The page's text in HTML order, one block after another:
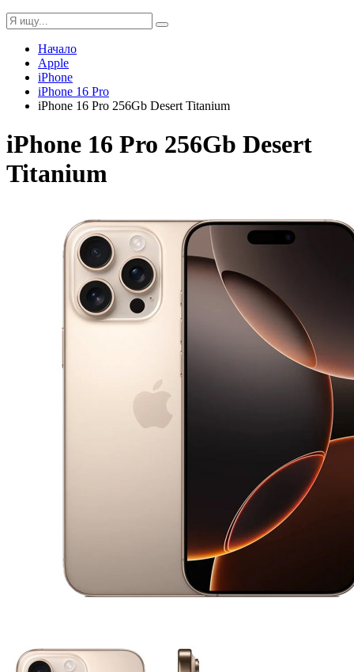
Начало
Apple
iPhone
iPhone 16 Pro
iPhone 16 Pro 256Gb Desert Titanium
iPhone 16 Pro 256Gb Desert
Titanium